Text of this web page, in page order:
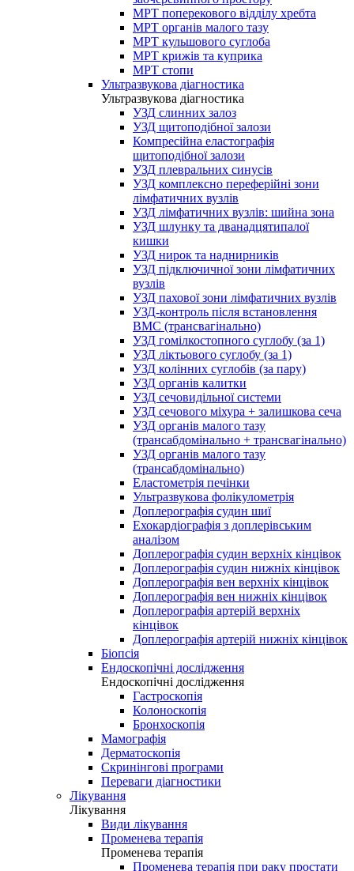
МРТ поперекового відділу хребта
МРТ органів малого тазу
МРТ кульшового суглоба
МРТ крижів та куприка
МРТ стопи
Ультразвукова діагностика
Ультразвукова діагностика
УЗД слинних залоз
УЗД щитоподібної залози
Компресійна еластографія
щитоподібної залози
УЗД плевральних синусів
УЗД комплексно переферійні зони
лімфатичних вузлів
УЗД лімфатичних вузлів: шийна зона
УЗД шлунку та дванадцятипалої
кишки
УЗД нирок та наднирників
УЗД підключичної зони лімфатичних
вузлів
УЗД пахової зони лімфатичних вузлів
УЗД-контроль після встановлення
ВМС (трансвагінально)
УЗД гомілкостопного суглобу (за 1)
УЗД ліктьового суглобу (за 1)
УЗД колінних суглобів (за пару)
УЗД органів калитки
УЗД сечовидільної системи
УЗД сечового міхура + залишкова сеча
УЗД органів малого тазу
(трансабдомінально + трансвагінально)
УЗД органів малого тазу
(трансабдомінально)
Еластометрія печінки
Ультразвукова фолікулометрія
Доплерографія судин шиї
Ехокардіографія з доплерівським
аналізом
Доплерографія судин верхніх кінцівок
Доплерографія судин нижніх кінцівок
Доплерографія вен верхніх кінцівок
Доплерографія вен нижніх кінцівок
Доплерографія артерій верхніх
кінцівок
Доплерографія артерій нижніх кінцівок
Біопсія
Ендоскопічні дослідження
Ендоскопічні дослідження
Гастроскопія
Колоноскопія
Бронхоскопія
Мамографія
Дерматоскопія
Скринінгові програми
Переваги діагностики
Лікування
Лікування
Види лікування
Променева терапія
Променева терапія
Променева терапія при раку простати